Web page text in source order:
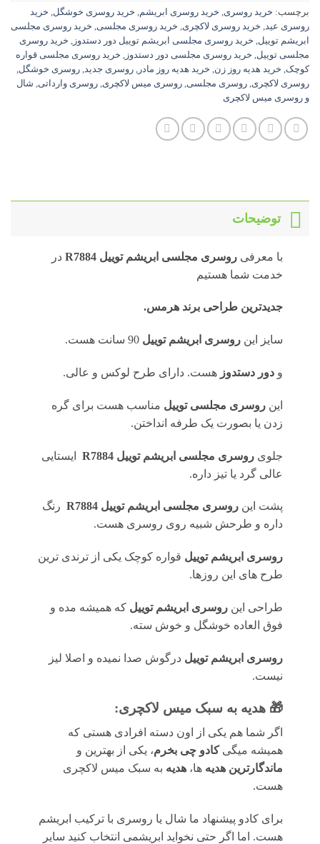
برچسب: خرید روسری خرید روسری ابریشم خرید روسری خوشگل خرید
روسری عید
خرید روسری لاکچری خرید روسری مجلسی خرید روسری مجلسی
ابریشم توییل خرید روسری مجلسی ابریشم توییل دور دستدوز
خرید روسری
مجلسی توییل خرید روسری مجلسی دور دستدوز
خرید روسری مجلسی قواره
کوچک خرید هدیه روز زن خرید هدیه روز مادر روسری جدید روسری خوشگل
روسری لاکچری روسری مجلسی روسری میس لاکچری روسری وارداتی شال
و روسری میس لاکچری
توضیحات
با معرفی روسری مجلسی ابریشم توییل R7884
در
خدمت شما هستیم
جدیدترین طراحی برند هرمس.
سایز این روسری ابریشم توییل
و دور دستدوز هست. دارای طرح لوکس و عالی.
این روسری مجلسی توییل مناسب هست برای گره
زدن یا بصورت یک طرفه انداختن.
جلوی روسری مجلسی ابریشم توییل R7884
ایستایی
عالی گرد یا تیز داره.
پشت این روسری مجلسی ابریشم توییل R7884
رنگ
داره و طرحش شبیه روی روسری هست.
روسری ابریشم توییل قواره کوچک یکی از ترندی ترین
طرح های این روزها.
طراحی این روسری ابریشم توییل که همیشه مده و
فوق العاده خوشگل و خوش سته.
روسری ابریشم توییل درگوش صدا نمیده و اصلا لیز
نیست.
🎁 هدیه به سبک میس لاکچری:
اگر شما هم یکی از اون دسته افرادی هستی که
همیشه میگیکادو چی بخرم، یکی از بهترین و
ماندگارترین هدیه ها، هدیه به سبک میس لاکچری
هست.
برای کادو پیشنهاد ما شال یا روسری با ترکیب ابریشم
هست. اما اگر حتی نخواید ابریشمی انتخاب کنید سایر